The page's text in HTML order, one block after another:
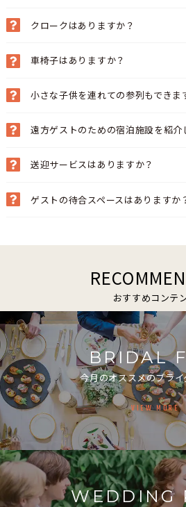
クロークはありますか？
車椅子はありますか？
小さな子供を連れての参列もできま
遠方ゲストのための宿泊施設を紹介
送迎サービスはありますか？
ゲストの待合スペースはありますか
おすすめコンテ
BRIDAL
今月のオススメのブラ
VIEW MORE
WEDDING